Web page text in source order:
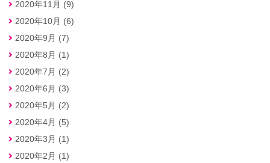
2020年11月 (9)
2020年10月 (6)
2020年9月 (7)
2020年8月 (1)
2020年7月 (2)
2020年6月 (3)
2020年5月 (2)
2020年4月 (5)
2020年3月 (1)
2020年2月 (1)